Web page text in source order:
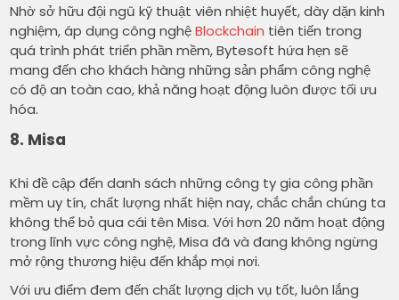
Nhờ sở hữu đội ngũ kỹ thuật viên nhiệt huyết, dày dặn kinh
nghiệm, áp dụng công nghệBlockchain tiên tiến trong
quá trình phát triển phần mềm, Bytesoft hứa hẹn sẽ
mang đến cho khách hàng những sản phẩm công nghệ
có độ an toàn cao, khả năng hoạt động luôn được tối ưu
hóa.
8. Misa
Khi đề cập đến danh sách những công ty gia công phần
mềm uy tín, chất lượng nhất hiện nay, chắc chắn chúng ta
không thể bỏ qua cái tên Misa. Với hơn 20 năm hoạt động
trong lĩnh vực công nghệ, Misa đã và đang không ngừng
mở rộng thương hiệu đến khắp mọi nơi.
Với ưu điểm đem đến chất lượng dịch vụ tốt, luôn lắng